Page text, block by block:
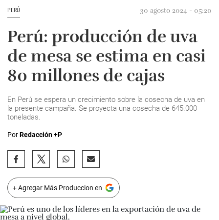
PERÚ 30 agosto 2024 - 05:20
Perú: producción de uva
de mesa se estima en casi
80 millones de cajas
En Perú se espera un crecimiento sobre la cosecha de uva en
la presente campaña. Se proyecta una cosecha de 645.000
toneladas.
PorRedacción +P
+ Agregar Más Produccion en